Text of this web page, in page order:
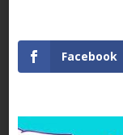
Facebook